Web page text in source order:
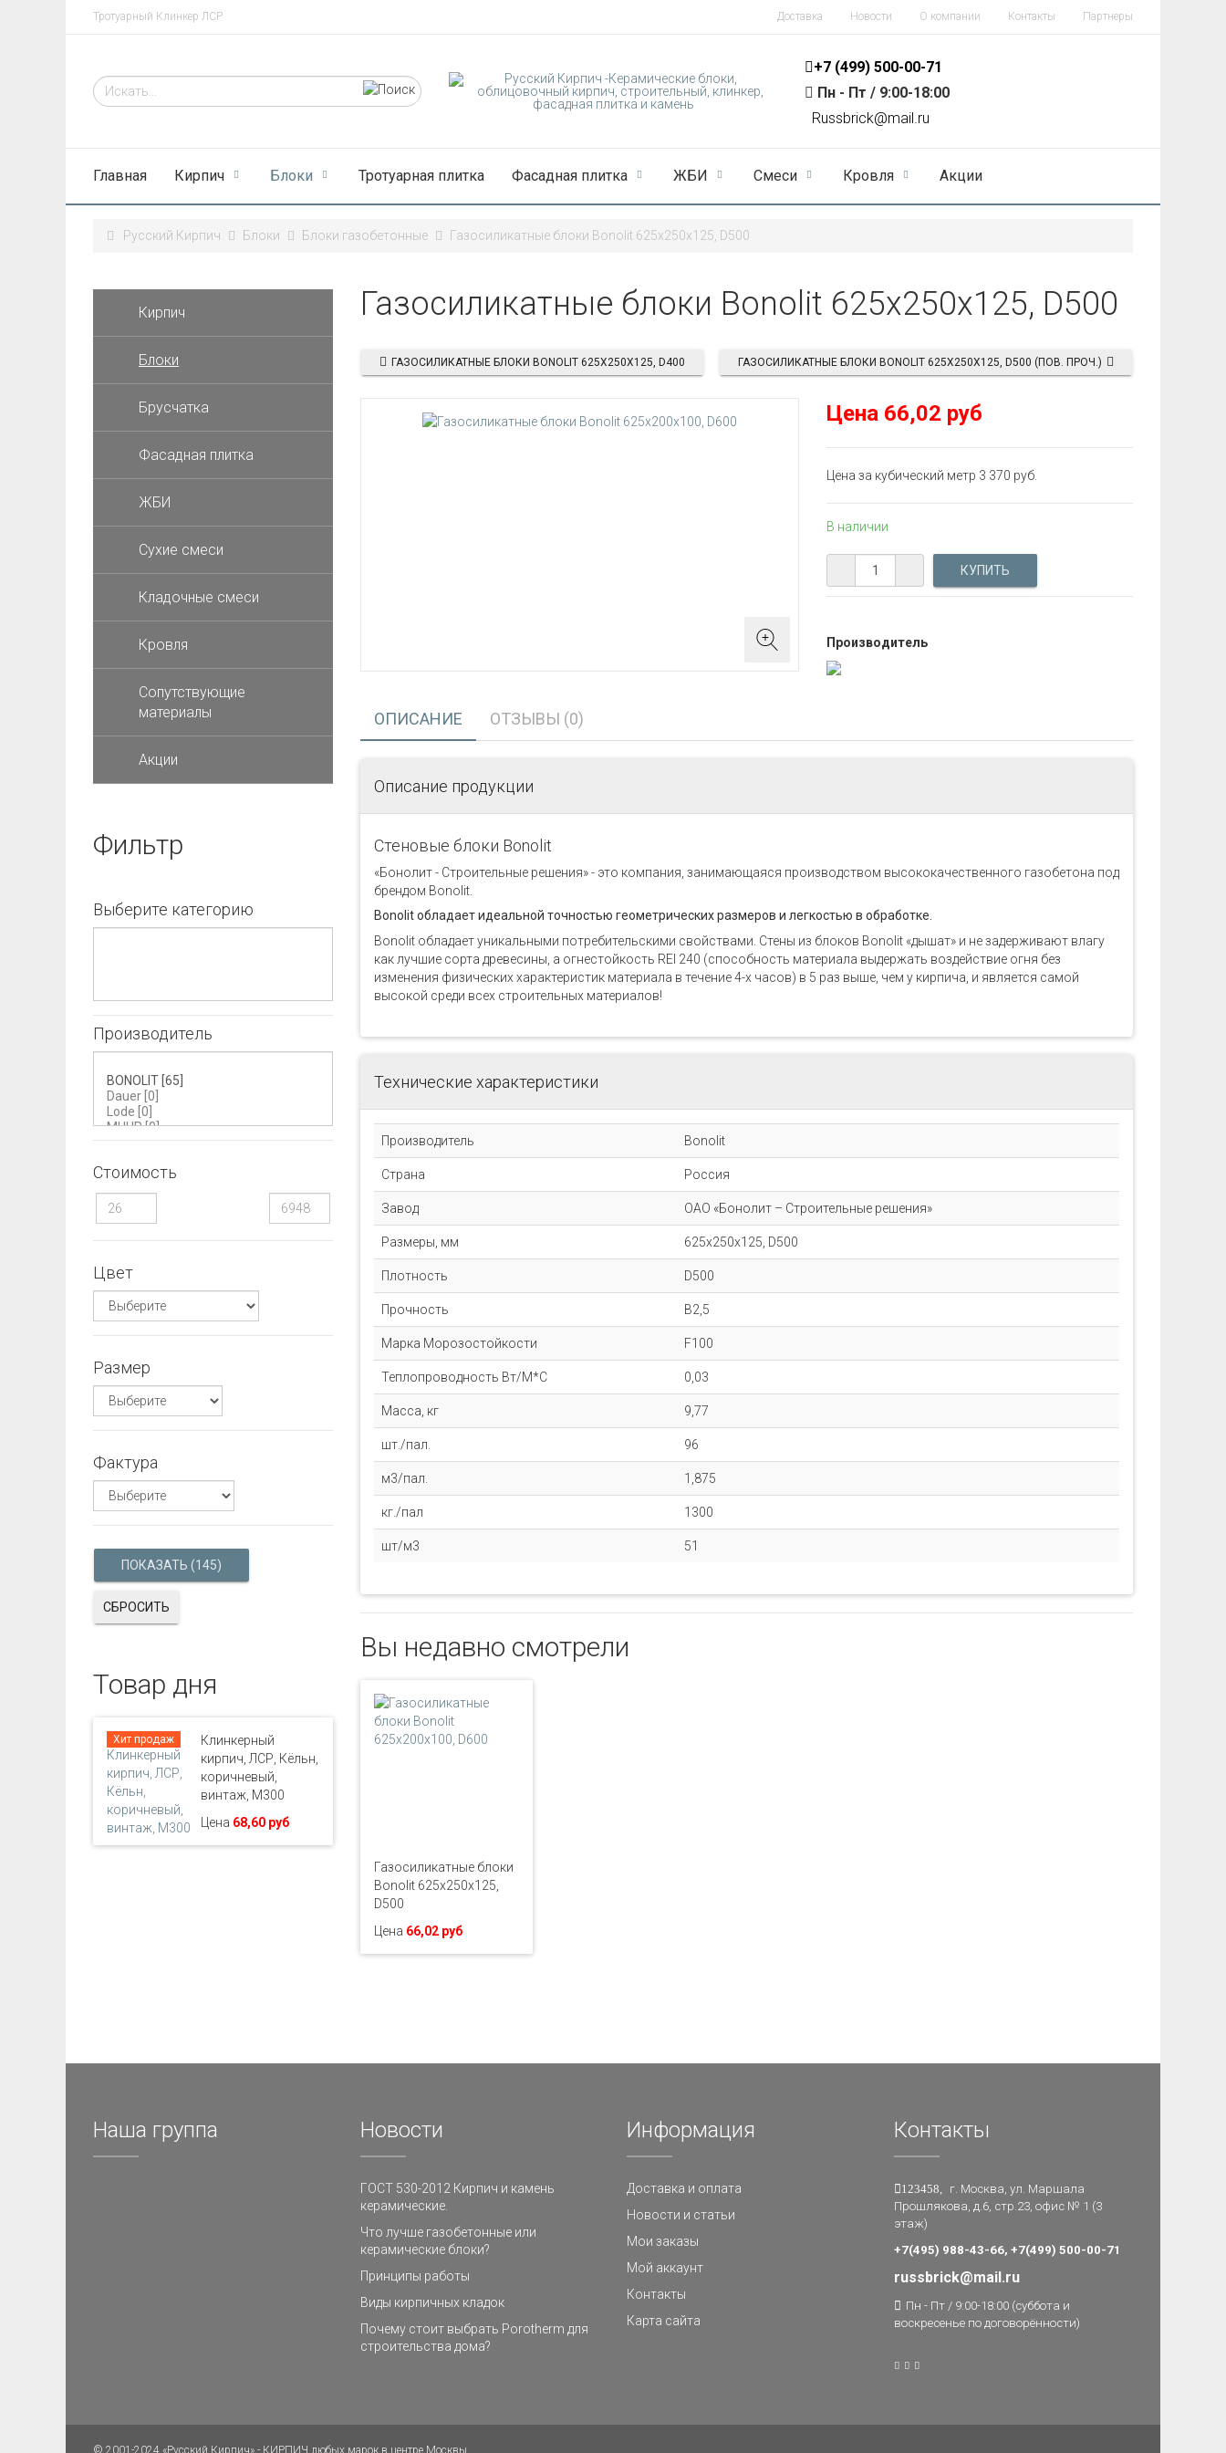
Тротуарный Клинкер ЛСР Доставка Новости О компании Контакты Партнеры
+7 (499) 500-00-71
Пн - Пт / 9:00-18:00
Russbrick@mail.ru
Главная Кирпич Блоки Тротуарная плитка Фасадная плитка ЖБИ Смеси Кровля Акции
Русский Кирпич Блоки Блоки газобетонные Газосиликатные блоки Bonolit 625x250x125, D500
Газосиликатные блоки Bonolit 625x250x125, D500
ГАЗОСИЛИКАТНЫЕ БЛОКИ BONOLIT 625X250X125, D400 ГАЗОСИЛИКАТНЫЕ БЛОКИ BONOLIT 625X250X125, D500 (ПОВ. ПРОЧ.)
Цена 66,02 руб
Цена за кубический метр 3 370 руб.
В наличии
Производитель
ОПИСАНИЕ ОТЗЫВЫ (0)
Описание продукции
Стеновые блоки Bonolit
«Бонолит - Строительные решения» - это компания, занимающаяся производством высококачественного газобетона под
брендом Bonolit.
Bonolit обладает идеальной точностью геометрических размеров и легкостью в обработке.
Bonolit обладает уникальными потребительскими свойствами. Стены из блоков Bonolit «дышат» и не задерживают влагу
как лучшие сорта древесины, а огнестойкость REI 240 (способность материала выдержать воздействие огня без
изменения физических характеристик материала в течение 4-х часов) в 5 раз выше, чем у кирпича, и является самой
высокой среди всех строительных материалов!
Технические характеристики
Производитель Bonolit
Страна Россия
Завод ОАО «Бонолит – Строительные решения»
Размеры, мм 625x250x125, D500
Плотность D500
Прочность B2,5
Марка Морозостойкости F100
Теплопроводность Вт/М*С 0,03
Масса, кг 9,77
шт./пал. 96
м3/пал. 1,875
кг./пал 1300
шт/м3 51
Вы недавно смотрели
Газосиликатные блоки
Bonolit 625x250x125,
D500
Цена 66,02 руб
Кирпич
Блоки
Брусчатка
Фасадная плитка
ЖБИ
Cухие смеси
Кладочные смеси
Кровля
Сопутствующие
материалы
Акции
Фильтр
Выберите категорию
Производитель
Стоимость
Цвет
Размер
Фактура
СБРОСИТЬ
Товар дня
Хит продаж
Клинкерный
кирпич, ЛСР, Кёльн,
коричневый,
винтаж, М300
Цена 68,60 руб
Наша группа Новости
ГОСТ 530-2012 Кирпич и камень
керамические.
Что лучше газобетонные или
керамические блоки?
Принципы работы
Виды кирпичных кладок
Почему стоит выбрать Porotherm для
строительства дома?
Информация
Доставка и оплата
Новости и статьи
Мои заказы
Мой аккаунт
Контакты
Карта сайта
Контакты
123458, г. Москва, ул. Маршала
Прошлякова, д.6, стр.23, офис № 1 (3
этаж)
+7(495) 988-43-66, +7(499) 500-00-71
russbrick@mail.ru
Пн - Пт / 9:00-18:00 (суббота и
воскресенье по договорённости)
© 2001-2024 «Русский Кирпич» - КИРПИЧ любых марок в центре Москвы.